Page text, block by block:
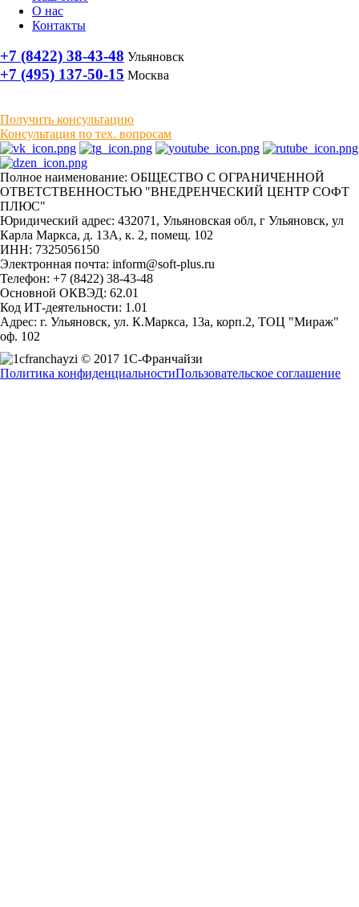
О нас
Контакты
+7 (8422) 38-43-48 Ульяновск
+7 (495) 137-50-15 Москва
Получить консультацию
Консультация по тех. вопросам
Полное наименование: ОБЩЕСТВО С ОГРАНИЧЕННОЙ
ОТВЕТСТВЕННОСТЬЮ "ВНЕДРЕНЧЕСКИЙ ЦЕНТР СОФТ
ПЛЮС"
Юридический адрес: 432071, Ульяновская обл, г Ульяновск, ул
Карла Маркса, д. 13А, к. 2, помещ. 102
ИНН: 7325056150
Электронная почта: inform@soft-plus.ru
Телефон: +7 (8422) 38-43-48
Основной ОКВЭД: 62.01
Код ИТ-деятельности: 1.01
Адрес: г. Ульяновск, ул. К.Маркса, 13а, корп.2, ТОЦ "Мираж"
оф. 102
© 2017 1С-Франчайзи
Политика конфиденциальностиПользовательское соглашение